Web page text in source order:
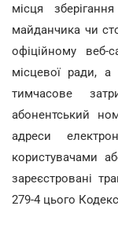
місця
майданчика чи
офіційному веб-
місцевої ради,
тимчасове
абонентський
адреси
користувачами
зареєстровані
279-4 цього